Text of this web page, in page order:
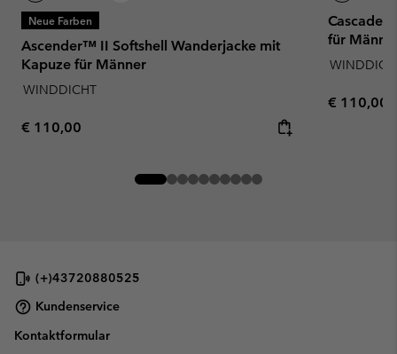
Neue Farben
Ascender™ II Softshell Wanderjacke mit
Kapuze für Männer
WINDDICHT
Regular price:
€ 110,00
Cascade
für
Regular
€ 110,00
(+)43720880525
Kundenservice
Kontaktformular